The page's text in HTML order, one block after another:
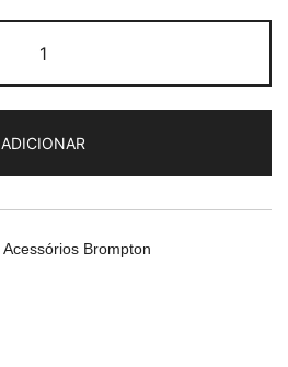
de
Brompton
Basket
Bag
L
ADICIONAR
Acessórios Brompton